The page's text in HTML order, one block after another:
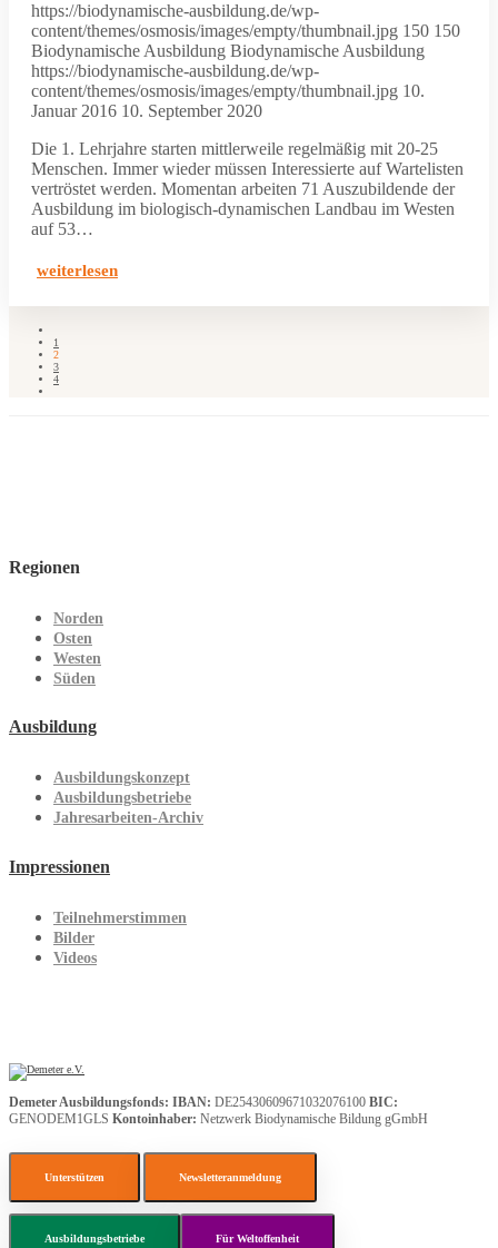
https://biodynamische-ausbildung.de/wp-
content/themes/osmosis/images/empty/thumbnail.jpg 150 150
Biodynamische Ausbildung Biodynamische Ausbildung
https://biodynamische-ausbildung.de/wp-
content/themes/osmosis/images/empty/thumbnail.jpg 10.
Januar 2016 10. September 2020
Die 1. Lehrjahre starten mittlerweile regelmäßig mit 20-25
Menschen. Immer wieder müssen Interessierte auf Wartelisten
vertröstet werden. Momentan arbeiten 71 Auszubildende der
Ausbildung im biologisch-dynamischen Landbau im Westen
auf 53…
weiterlesen
1
2
3
4
Regionen
Norden
Osten
Westen
Süden
Ausbildung
Ausbildungskonzept
Ausbildungsbetriebe
Jahresarbeiten-Archiv
Impressionen
Teilnehmerstimmen
Bilder
Videos
Demeter Ausbildungsfonds: IBAN: DE25430609671032076100 BIC:
GENODEM1GLS Kontoinhaber: Netzwerk Biodynamische Bildung gGmbH
Unterstützen Newsletteranmeldung
Ausbildungsbetriebe Für Weltoffenheit